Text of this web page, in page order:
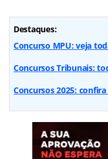
Destaques:
Concurso MPU: veja
Concursos Tribunais:
Concursos 2025: